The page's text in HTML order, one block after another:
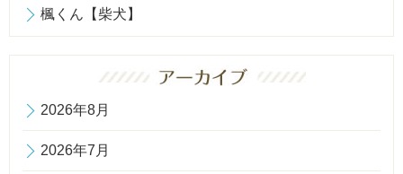
楓くん【柴犬】
2026年8月
2026年7月